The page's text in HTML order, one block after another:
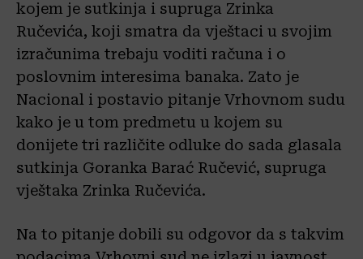
kojem je sutkinja i supruga Zrinka
Ručevića, koji smatra da vještaci u svojim
izračunima trebaju voditi računa i o
poslovnim interesima banaka. Zato je
Nacional i postavio pitanje Vrhovnom sudu
kako je u tom predmetu u kojem su
donijete tri različite odluke do sada glasala
sutkinja Goranka Barać Ručević, supruga
vještaka Zrinka Ručevića.
Na to pitanje dobili su odgovor da s takvim